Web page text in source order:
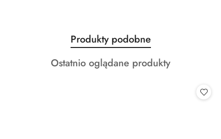
Pomiń karuzelę produktów
Produkty
o
statusie:
Produkty podobne
Produkty
Ostatnio oglądane produkty